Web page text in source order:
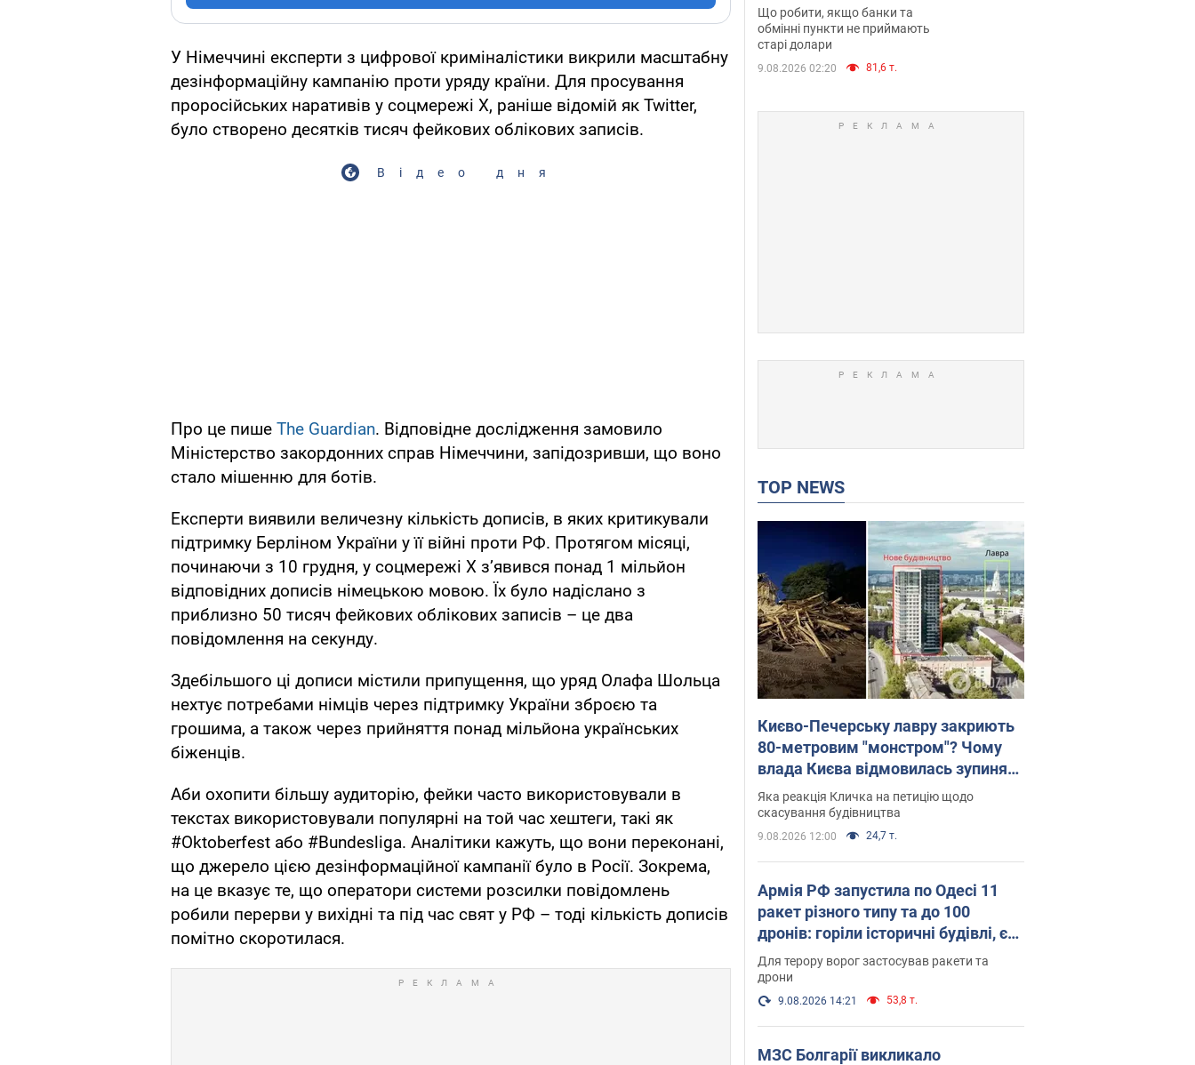
У Німеччині експерти з цифрової криміналістики викрили масштабну
дезінформаційну кампанію проти уряду країни. Для просування
проросійських наративів у соцмережі X, раніше відомій як Twitter,
було створено десятків тисяч фейкових облікових записів.
Відео дня
Про це пише The Guardian. Відповідне дослідження замовило
Міністерство закордонних справ Німеччини, запідозривши, що воно
стало мішенню для ботів.
Експерти виявили величезну кількість дописів, в яких критикували
підтримку Берліном України у її війні проти РФ. Протягом місяці,
починаючи з 10 грудня, у соцмережі X зʼявився понад 1 мільйон
відповідних дописів німецькою мовою. Їх було надіслано з
приблизно 50 тисяч фейкових облікових записів – це два
повідомлення на секунду.
Здебільшого ці дописи містили припущення, що уряд Олафа Шольца
нехтує потребами німців через підтримку України зброєю та
грошима, а також через прийняття понад мільйона українських
біженців.
Аби охопити більшу аудиторію, фейки часто використовували в
текстах використовували популярні на той час хештеги, такі як
#Oktoberfest або #Bundesliga. Аналітики кажуть, що вони переконані,
що джерело цією дезінформаційної кампанії було в Росії. Зокрема,
на це вказує те, що оператори системи розсилки повідомлень
робили перерви у вихідні та під час свят у РФ – тоді кількість дописів
помітно скоротилася.
та банки такі купюри
Що робити, якщо банки та
обмінні пункти не приймають
старі долари
9.08.2026 02:20 81,6 т.
TOP NEWS
Києво-Печерську лавру закриють
80-метровим "монстром"? Чому
влада Києва відмовилась зупиняти
будівництво хмарочоса
"московського вірянина"
Яка реакція Кличка на петицію щодо
скасування будівництва
9.08.2026 12:00 24,7 т.
Армія РФ запустила по Одесі 11
ракет різного типу та до 100
дронів: горіли історичні будівлі, є
постраждалі. Фото та відео
Для терору ворог застосував ракети та
дрони
9.08.2026 14:21 53,8 т.
МЗС Болгарії викликало